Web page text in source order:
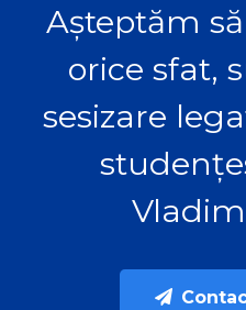
Așteptăm
orice sfat,
sesizare